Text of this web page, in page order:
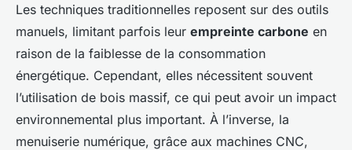
Les techniques traditionnelles reposent sur des outils
manuels, limitant parfois leur empreinte carbone en
raison de la faiblesse de la consommation
énergétique. Cependant, elles nécessitent souvent
l’utilisation de bois massif, ce qui peut avoir un impact
environnemental plus important. À l’inverse, la
menuiserie numérique, grâce aux machines CNC,